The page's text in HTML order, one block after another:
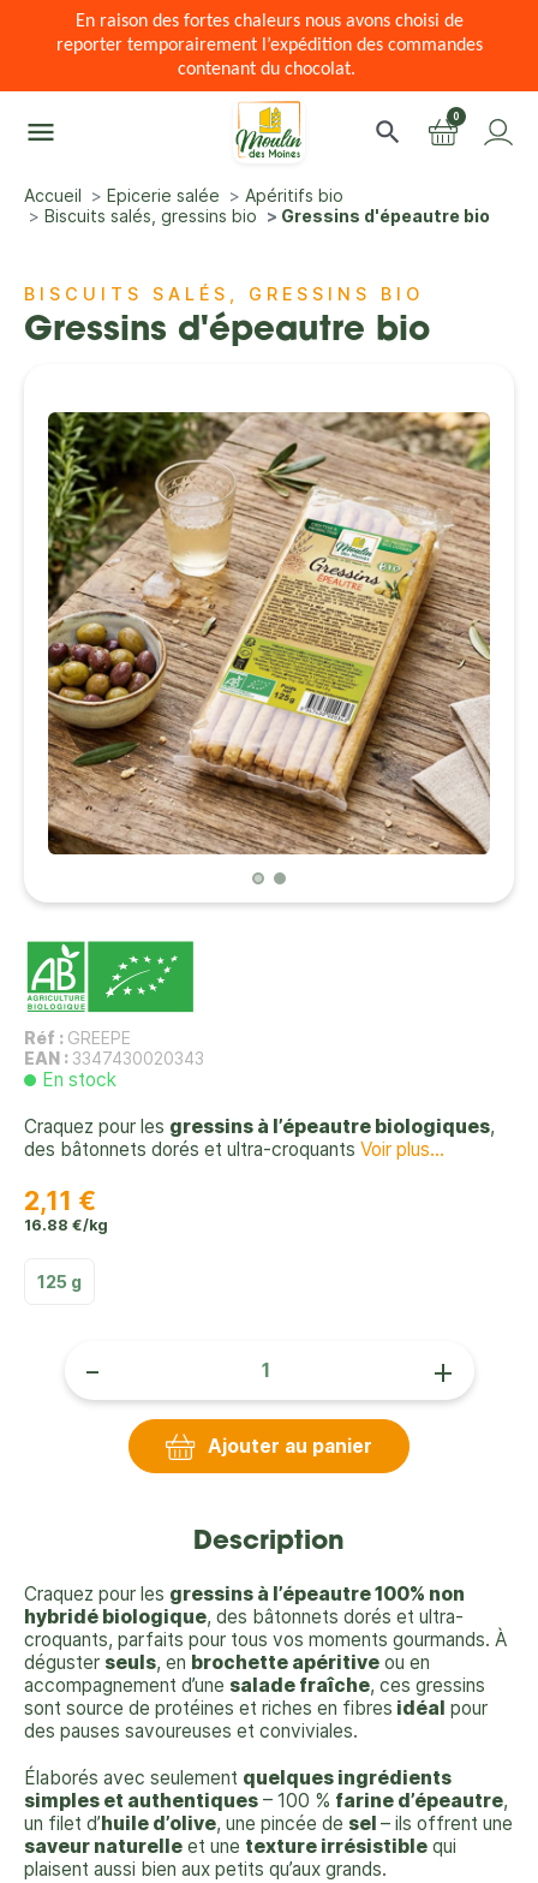
En raison des fortes chaleurs nous avons choisi de
reporter temporairement l’expédition des commandes
contenant du chocolat.
menu search 0
Accueil Epicerie salée
Apéritifs bio
Biscuits salés, gressins bio
Gressins d'épeautre bio
BISCUITS SALÉS, GRESSINS BIO
Gressins d'épeautre bio
Réf : GREEPE
EAN : 3347430020343
En stock
Craquez pour les gressins à l’épeautre biologiques,
des bâtonnets dorés et ultra-croquants Voir plus...
2,11 €
16.88 €/kg
125 g
- +
Ajouter au panier
Description
Craquez pour les gressins à l’épeautre 100% non
hybridé biologique, des bâtonnets dorés et ultra-
croquants, parfaits pour tous vos moments gourmands. À
déguster seuls, en brochette apéritive ou en
accompagnement d’une salade fraîche, ces gressins
sont source de protéines et riches en fibres idéal pour
des pauses savoureuses et conviviales.
Élaborés avec seulement quelques ingrédients
simples et authentiques – 100 % farine d’épeautre,
un filet d’ huile d’olive, une pincée de sel – ils offrent une
saveur naturelle et une texture irrésistible qui
plaisent aussi bien aux petits qu’aux grands.